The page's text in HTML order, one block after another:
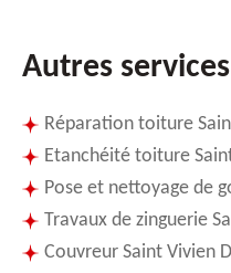
Autres services
Réparation toiture
Etanchéité toiture
Pose et nettoyage de
Travaux de zinguerie
Couvreur Saint Vivien